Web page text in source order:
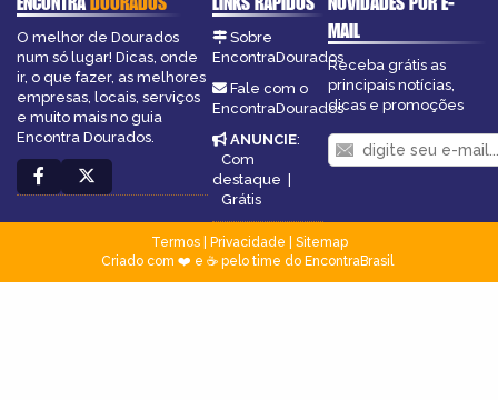
O melhor de Dourados
num só lugar! Dicas, onde
ir, o que fazer, as melhores
empresas, locais, serviços
e muito mais no guia
Encontra Dourados.
Sobre
EncontraDourados
Fale com o
EncontraDourados
ANUNCIE:
Com
destaque
Grátis
MAIL
Receba grátis as
principais notícias,
dicas e promoções
Termos| Privacidade
Sitemap
Criado com ❤️ e ☕ pelo time do EncontraBrasil